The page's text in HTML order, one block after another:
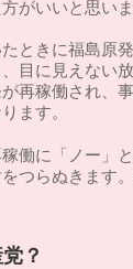
がいいと思い
ときに福島原
目に見えない
再稼働され、
ます。
働に「ノー」
つらぬきます
？